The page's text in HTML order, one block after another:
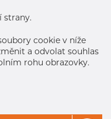
strany.
cookie v níže
a odvolat souhlas
rohu obrazovky.